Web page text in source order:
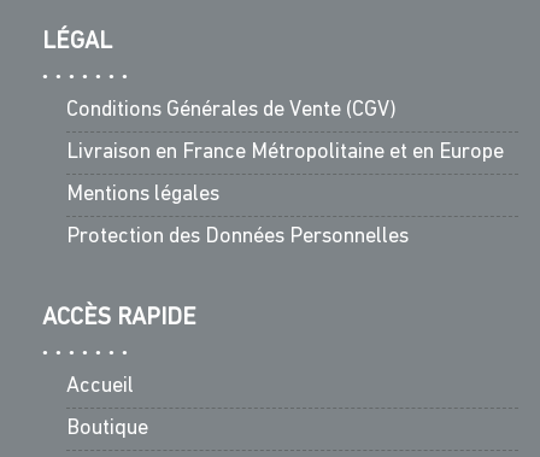
LÉGAL
Conditions Générales de Vente (CGV)
Livraison en France Métropolitaine et en Europe
Mentions légales
Protection des Données Personnelles
ACCÈS RAPIDE
Accueil
Boutique